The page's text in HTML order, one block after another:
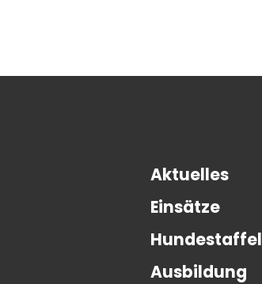
Aktuelles
Einsätze
Hundestaffel
Ausbildung